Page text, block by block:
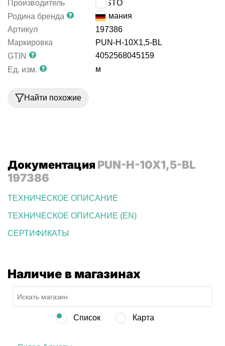
Производитель
FESTO
Родина бренда
Германия
Артикул
197386
Маркировка
PUN-H-10X1,5-BL
GTIN
4052568045159
Ед. изм.
м
Найти похожие
Документация PUN-H-10X1,5-BL
197386
ТЕХНИЧЕСКОЕ ОПИСАНИЕ
ТЕХНИЧЕСКОЕ ОПИСАНИЕ (EN)
СЕРТИФИКАТЫ
Наличие в магазинах
Список Карта